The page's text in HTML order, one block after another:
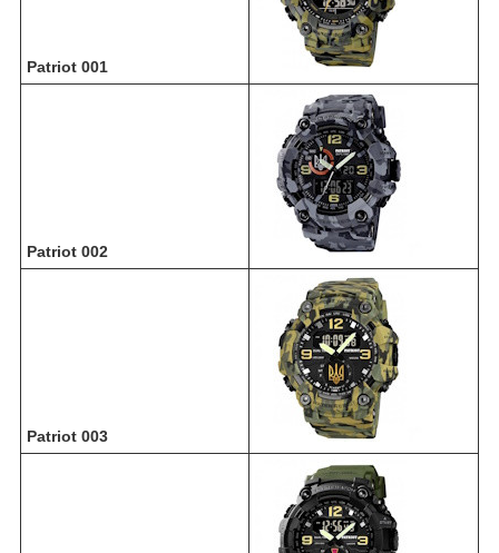
Patriot 001
Patriot 002
Patriot 003